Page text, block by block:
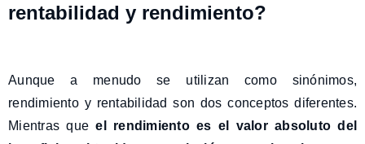
rentabilidad y rendimiento?
Aunque a menudo se utilizan como sinónimos,
rendimiento y rentabilidad son dos conceptos diferentes.
Mientras queel rendimiento es el valor absoluto del